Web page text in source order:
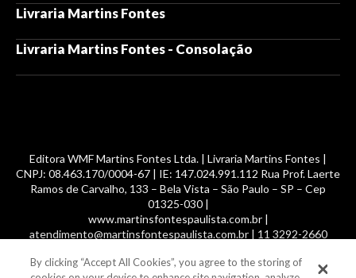
Livraria Martins Fontes
Livraria Martins Fontes - Consolação
Editora WMF Martins Fontes Ltda. | Livraria Martins Fontes |
CNPJ: 08.463.170/0004-67 | IE: 147.024.991.112 Rua Prof. Laerte
Ramos de Carvalho, 133 – Bela Vista – São Paulo – SP – Cep
01325-030 |
www.martinsfontespaulista.com.br |
atendimento@martinsfontespaulista.com.br | 11 3292-2660
© 2014 -2026, MartinsFontes livros nacionais e importados,
By clicking “Accept All Cookies”, you agree to the storing of